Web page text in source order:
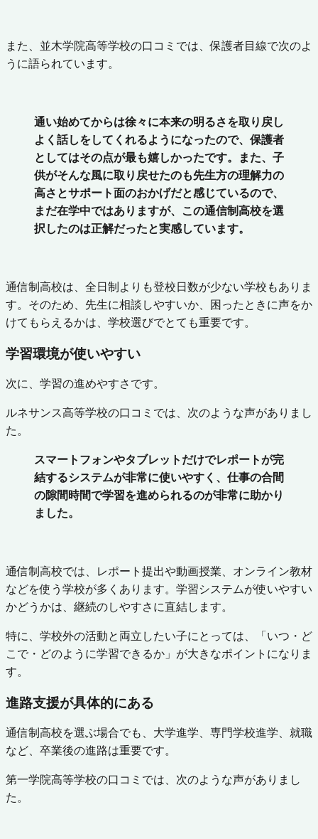
また、並木学院高等学校の口コミでは、保護者目線で次のよ
うに語られています。
通い始めてからは徐々に本来の明るさを取り戻し
よく話しをしてくれるようになったので、保護者
としてはその点が最も嬉しかったです。また、子
供がそんな風に取り戻せたのも先生方の理解力の
高さとサポート面のおかげだと感じているので、
まだ在学中ではありますが、この通信制高校を選
択したのは正解だったと実感しています。
通信制高校は、全日制よりも登校日数が少ない学校もありま
す。そのため、先生に相談しやすいか、困ったときに声をか
けてもらえるかは、学校選びでとても重要です。
学習環境が使いやすい
次に、学習の進めやすさです。
ルネサンス高等学校の口コミでは、次のような声がありまし
た。
スマートフォンやタブレットだけでレポートが完
結するシステムが非常に使いやすく、仕事の合間
の隙間時間で学習を進められるのが非常に助かり
ました。
通信制高校では、レポート提出や動画授業、オンライン教材
などを使う学校が多くあります。学習システムが使いやすい
かどうかは、継続のしやすさに直結します。
特に、学校外の活動と両立したい子にとっては、「いつ・ど
こで・どのように学習できるか」が大きなポイントになりま
す。
進路支援が具体的にある
通信制高校を選ぶ場合でも、大学進学、専門学校進学、就職
など、卒業後の進路は重要です。
第一学院高等学校の口コミでは、次のような声がありまし
た。